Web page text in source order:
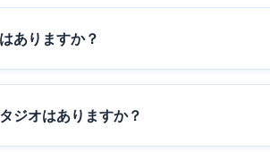
ありますか？
ジオはありますか？